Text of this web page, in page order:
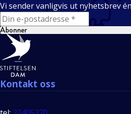
Vi sender vanligvis ut nyhetsbrev
E-mail
Abonner
Bunntekst
Kontakt oss